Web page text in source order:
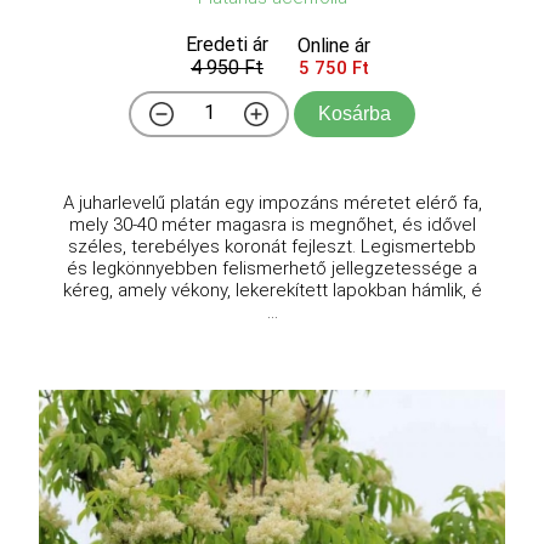
Eredeti ár
4 950 Ft
Online ár
5 750 Ft
Kosárba
A juharlevelű platán egy impozáns méretet elérő fa,
mely 30-40 méter magasra is megnőhet, és idővel
széles, terebélyes koronát fejleszt. Legismertebb
és legkönnyebben felismerhető jellegzetessége a
kéreg, amely vékony, lekerekített lapokban hámlik, é
...